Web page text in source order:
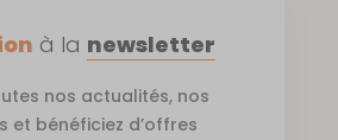
à la newsletter
nos actualités, nos
et bénéficiez d’offres